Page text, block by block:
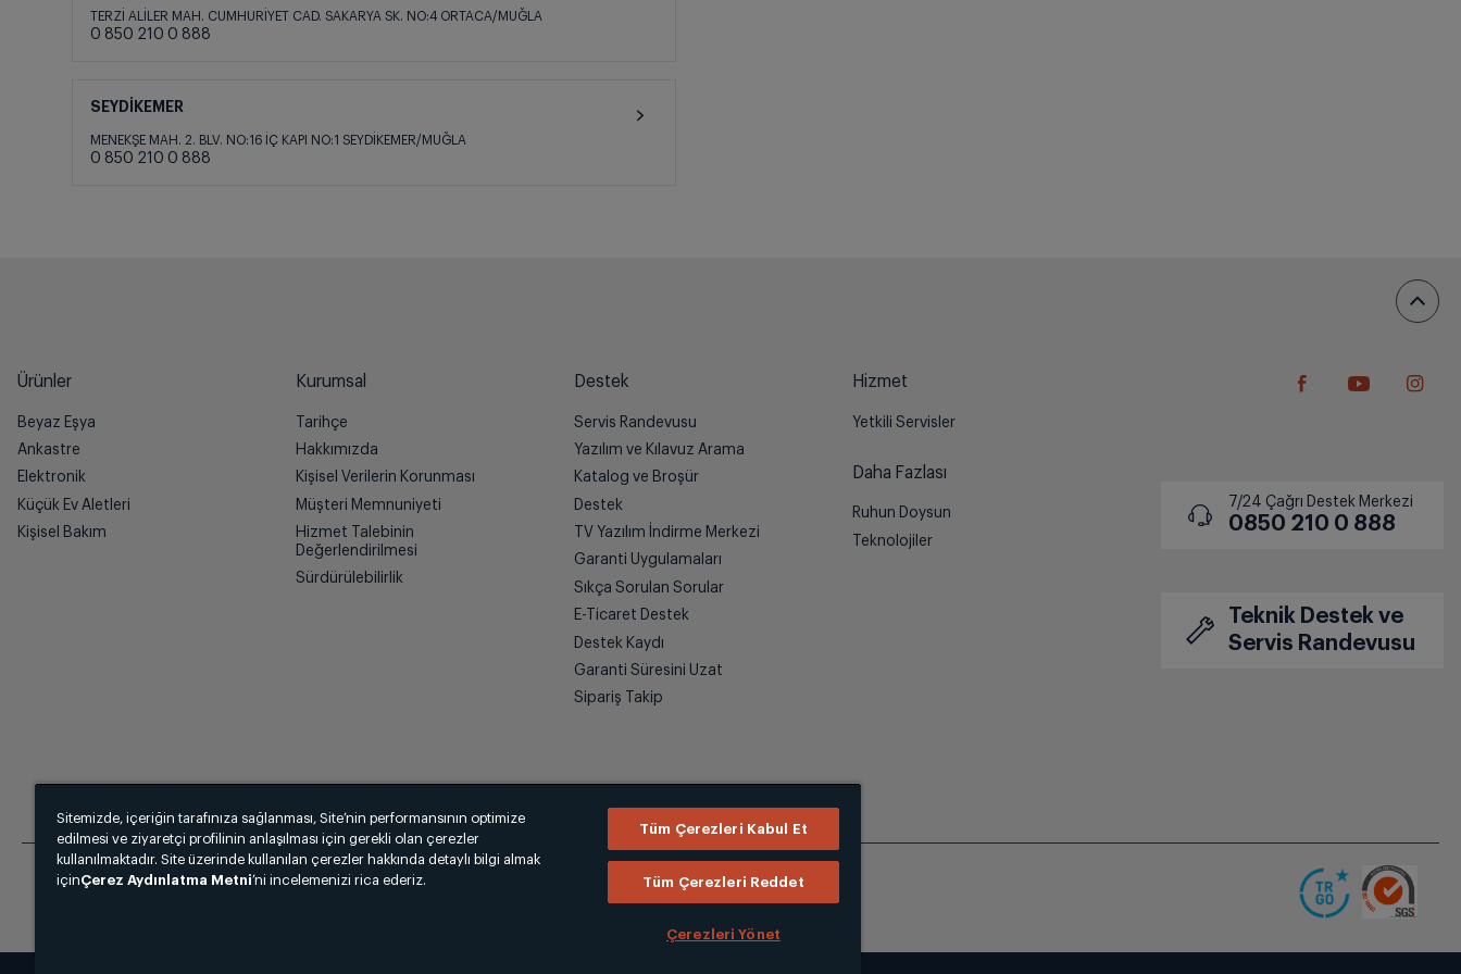
TERZİ ALİLER MAH. CUMHURİYET CAD. SAKARYA SK. NO:4 ORTACA/MUĞLA
0 850 210 0 888
SEYDİKEMER
MENEKŞE MAH. 2. BLV. NO:16 İÇ KAPI NO:1 SEYDİKEMER/MUĞLA
0 850 210 0 888
Ürünler
Beyaz Eşya
Ankastre
Elektronik
Küçük Ev Aletleri
Kişisel Bakım
Kurumsal
Tarihçe
Hakkımızda
Kişisel Verilerin Korunması
Müşteri Memnuniyeti
Hizmet Talebinin
Değerlendirilmesi
Sürdürülebilirlik
Destek
Servis Randevusu
Yazılım ve Kılavuz Arama
Katalog ve Broşür
Destek
TV Yazılım İndirme Merkezi
Garanti Uygulamaları
Sıkça Sorulan Sorular
E-Ticaret Destek
Destek Kaydı
Garanti Süresini Uzat
Sipariş Takip
Hizmet
Yetkili Servisler
Daha Fazlası
Ruhun Doysun
Teknolojiler
7/24 Çağrı Destek Merkezi
0850 210 0 888
Teknik Destek ve
Servis Randevusu
Sitemizde, içeriğin tarafınıza sağlanması, Site’nin performansının optimize
edilmesi ve ziyaretçi profilinin anlaşılması için gerekli olan çerezler
kullanılmaktadır. Site üzerinde kullanılan çerezler hakkında detaylı bilgi almak
içinÇerez Aydınlatma Metni’ni incelemenizi rica ederiz.
Tüm Çerezleri Kabul Et
Tüm Çerezleri Reddet
Çerezleri Yönet